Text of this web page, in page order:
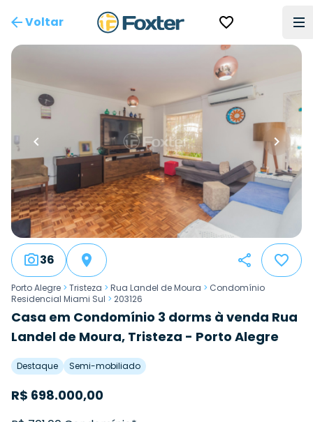
Voltar
36
Porto Alegre > Tristeza > Rua Landel de Moura > Condomínio
Residencial Miami Sul > 203126
Casa em Condomínio 3 dorms à venda Rua
Landel de Moura, Tristeza - Porto Alegre
Destaque Semi-mobiliado
R$ 698.000,00